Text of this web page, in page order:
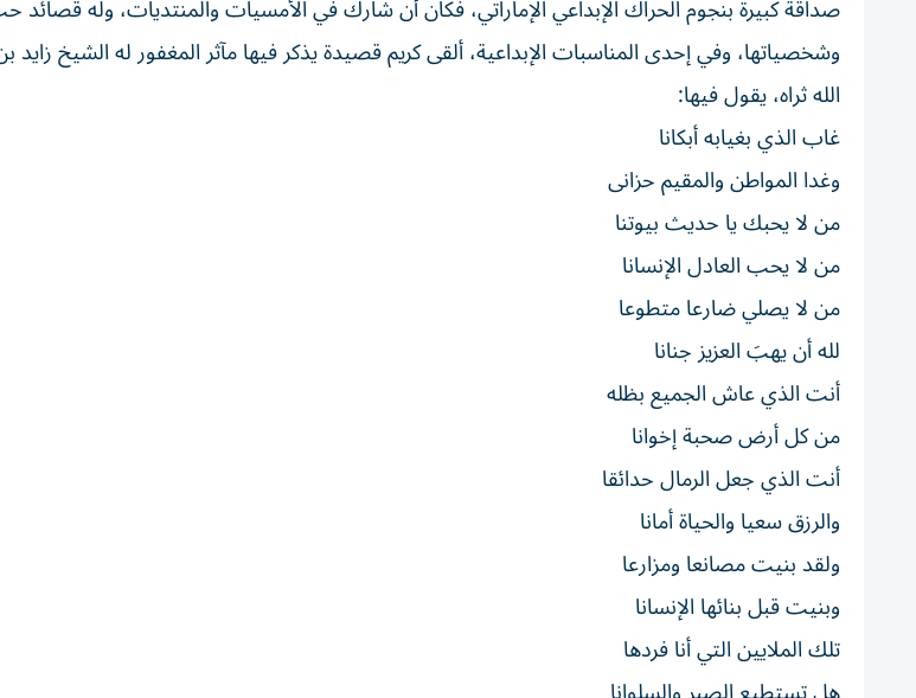
صداقة كبيرة بنجوم الحراك الإبداعي الإماراتي، فكان أن شارك في الأمسيات والمنتديات، وله قصائد
وشخصياتها، وفي إحدى المناسبات الإبداعية، ألقى كريم قصيدة يذكر فيها مآثر المغفور له الشيخ
الله ثراه، يقول فيها:
غاب الذي بغيابه أبكانا
وغدا المواطن والمقيم حزانى
من لا يحبك يا حديث بيوتنا
من لا يحب العادل الإنسانا
من لا يصلي ضارعا متطوعا
لله أن يهبَ العزيز جنانا
أنت الذي عاش الجميع بظله
من كل أرض صحبة إخوانا
أنت الذي جعل الرمال حدائقا
والرزق سعيا والحياة أمانا
ولقد بنيت مصانعا ومزارعا
وبنيت قبل بنائها الإنسانا
تلك الملايين التي أنا فردها